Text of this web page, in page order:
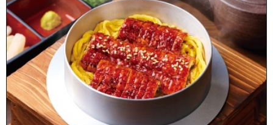
茨城県龍ケ崎市藤ケ丘１丁目
茨城県龍ケ崎市藤ケ丘２丁目
茨城県龍ケ崎市藤ケ丘３丁目
茨城県龍ケ崎市藤ケ丘４丁目
茨城県龍ケ崎市藤ケ丘５丁目
茨城県龍ケ崎市藤ケ丘６丁目